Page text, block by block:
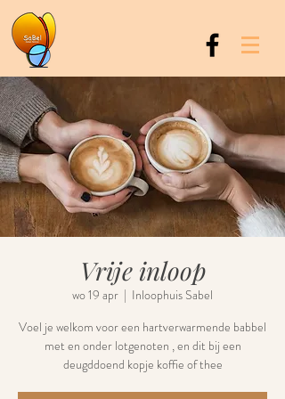
Vrije inloop
wo 19 apr
  |
Inloophuis Sabel
Voel je welkom voor een hartverwarmende babbel
met en onder lotgenoten , en dit bij een
deugddoend kopje koffie of thee